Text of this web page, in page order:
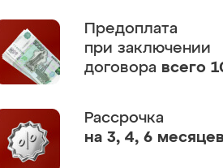
Предоплата
при заключении
договора всего
Рассрочка
на 3, 4, 6 месяцев